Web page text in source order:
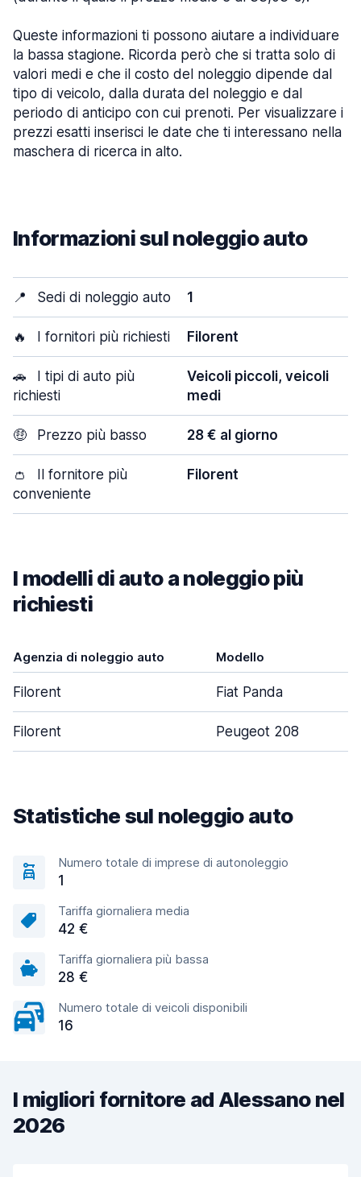
Queste informazioni ti possono aiutare a individuare
la bassa stagione. Ricorda però che si tratta solo di
valori medi e che il costo del noleggio dipende dal
tipo di veicolo, dalla durata del noleggio e dal
periodo di anticipo con cui prenoti. Per visualizzare i
prezzi esatti inserisci le date che ti interessano nella
maschera di ricerca in alto.
Informazioni sul noleggio auto
📍 Sedi di noleggio auto 1
🔥 I fornitori più richiesti Filorent
🚗
I tipi di auto più
richiesti
Veicoli piccoli, veicoli
medi
🤑 Prezzo più basso 28 € al giorno
👛
Il fornitore più
conveniente
Filorent
I modelli di auto a noleggio più
richiesti
Agenzia di noleggio auto Modello
Filorent Fiat Panda
Filorent Peugeot 208
Statistiche sul noleggio auto
Numero totale di imprese di autonoleggio
1
Tariffa giornaliera media
42 €
Tariffa giornaliera più bassa
28 €
Numero totale di veicoli disponibili
16
I migliori fornitore ad Alessano nel
2026